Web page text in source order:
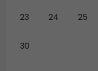
23 24 25
30